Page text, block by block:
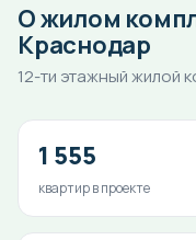
О жилом
Краснодар
12-ти этажный жилой
1 555
квартир в проекте